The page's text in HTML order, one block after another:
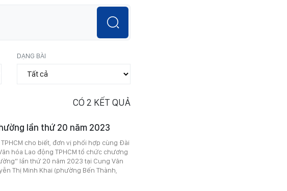
DẠNG BÀI
CÓ 2 KẾT QUẢ
lần thứ 20 năm 2023
cho biết, đơn vị phối hợp cùng Đài
hóa Lao động TPHCM tổ chức chương
lần thứ 20 năm 2023 tại Cung Văn
Thị Minh Khai (phường Bến Thành,